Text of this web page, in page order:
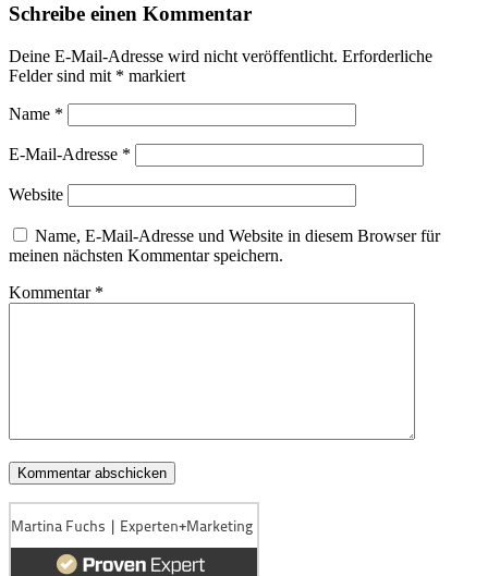
Schreibe einen Kommentar
Deine E-Mail-Adresse wird nicht veröffentlicht. Erforderliche
Felder sind mit * markiert
Name *
E-Mail-Adresse *
Website
Name, E-Mail-Adresse und Website in diesem Browser für
meinen nächsten Kommentar speichern.
Kommentar *